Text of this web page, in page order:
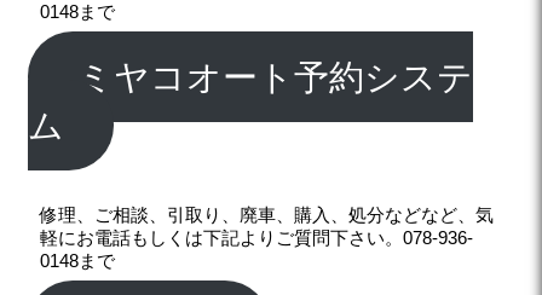
0148まで
ミヤコオート予約システ
ム
修理、ご相談、引取り、廃車、購入、処分などなど、気
軽にお電話もしくは下記よりご質問下さい。078-936-
0148まで